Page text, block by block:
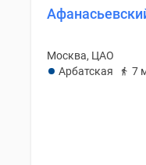
Москва, ЦАО
Арбатская
7